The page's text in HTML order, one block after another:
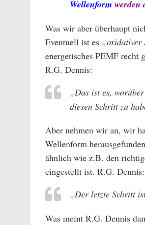
Wellenform werden
Was wir aber überhaupt
Eventuell ist es „oxidativer
energetisches PEMF
R.G. Dennis:
„Das ist es,
diesen Schritt zu
Aber nehmen wir an, wir
Wellenform
ähnlich wie z.B. den
eingestellt ist. R.G. Dennis:
„Der letzte Schritt
Was meint R.G. Dennis